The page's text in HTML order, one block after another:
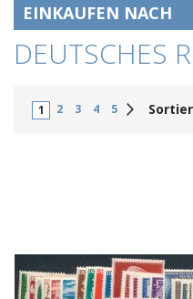
DEUTSCHES
1 2 3 4 5 Weiter
EINKAUFEN NACH